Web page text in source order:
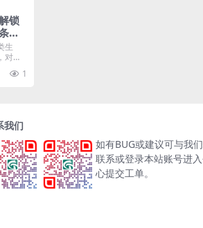
锁
件
生
对于
...
1
我们
如有BUG或建议可与我
联系或登录本站账号进
心提交工单。